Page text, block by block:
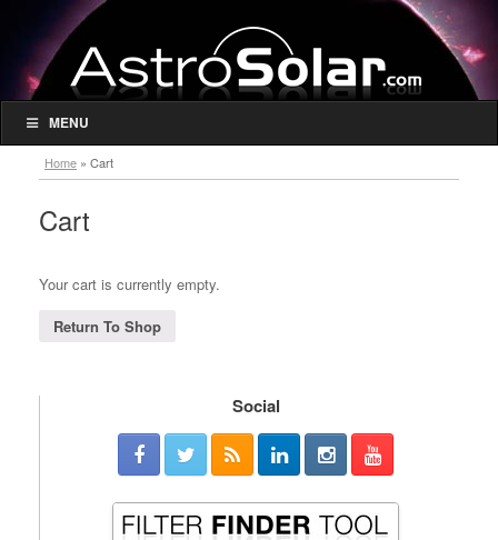
MENU
Home » Cart
Cart
Your cart is currently empty.
Return To Shop
Social